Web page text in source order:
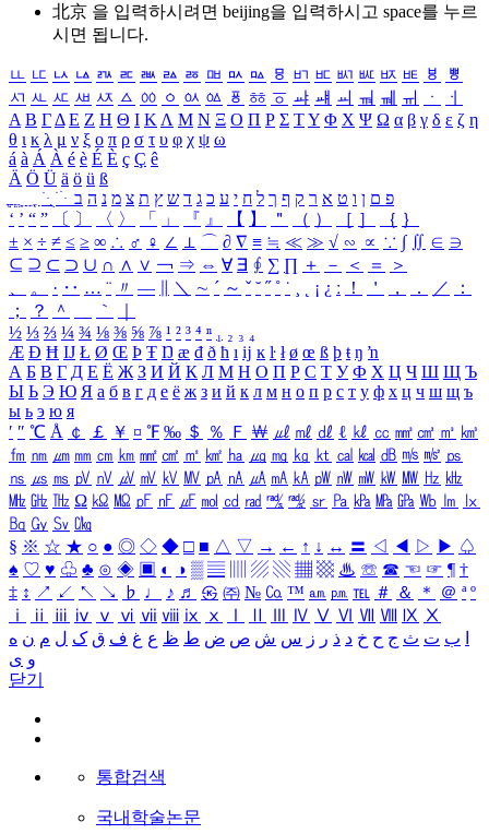
北京 을 입력하시려면 beijing을 입력하시고 space를 누르
시면 됩니다.
ㅥ ㅦ ㅧ ㅨ ㅩ ㅪ ㅫ ㅬ ㅭ ㅮ ㅯ ㅰ ㅱ ㅲ ㅳ ㅴ ㅵ ㅶ ㅷ ㅸ
ㅹ
ㅺ ㅻ ㅼ ㅽ ㅾ ㅿ ㆀ ㆁ ㆂ ㆃ ㆄ ㆅ ㆆ ㆇ ㆈ ㆉ ㆊ ㆋ ㆌ ㆍ
ㆎ
Α Β ΓΔ Ε Ζ Η Θ Ι ΚΛ Μ Ν Ξ Ο Π Ρ Σ ΤΥ Φ Χ Ψ Ω α β γ δ ε ζ η
θ ι κ λ μ ν ξ ο π ρ σ τ υ φ χ ψ ω
á à Á À é è É È ç Ç ê
Ä Ö Ü ä ö ü ß
ִֶֹ ֻּ ׁׂ פ ם ן ו ט א ר ק ף ך ל ח י ע כ ג ד ש ץ ת צ מ נ ה ב
‘ ’ “ ” 〔 〕 〈 〉 「 」 『 』 【 】 ＂ （ ） ［ ］ ｛ ｝
± × ÷ ≠ ≤ ≥ ∞ ∴ ♂ ♀ ∠ ⊥ ⌒ ∂ ∇ ≡ ≒ ≪ ≫ √ ∽ ∝ ∵ ∫ ∬ ∈ ∋
⊆ ⊇ ⊂ ⊃ ∪ ∩ ∧ ∨ ￢ ⇒ ⇔ ∀ ∃ ∮ ∑ ∏ ＋ － ＜ ＝
＞
、
。 · ‥ … ¨ 〃 ― ＼ ∼ ´ ～ ˇ ˘ ˝ ˚ ˙ ¸ ¡ ¿ ː ！ ＇ ， ． ／
：
；
？ ＾ ｀
½ ⅓ ⅔ ¼ ¾ ⅛ ⅜ ⅝ ⅞ ¹ ² ³ ⁴ ⁿ ₁ ₂ ₃ ₄
Æ Ð Ħ Ĳ Ł Ø Œ Þ Ŧ Ŋ æ đ ð ħ ı ĳ ĸ ŀ ł ø œ ß þ ŧ ŋ ŉ
А Б В Г Д Е Ё Ж З И Й К Л М Н О П Р С Т У Ф Х Ц Ч Ш Щ Ъ
Ы Ь Э Ю Я а б в г д е ё ж з и й к л м н о п р с т у ф х ц ч ш щ ъ
ы ь э ю я
′ ″ ℃ Å ￠ ￡ ￥ ¤ ℉ ‰ ＄ ％ Ｆ ￦ ㎕ ㎖ ㎗ ℓ ㎘ ㏄ ㎣ ㎤ ㎥ ㎦
㎙ ㎚ ㎛ ㎜ ㎝ ㎞ ㎟ ㎠ ㎡ ㎢ ㏊ ㎍ ㎎ ㎏ ㏏ ㎈ ㎉ ㏈ ㎧ ㎨ ㎰
㎱ ㎲ ㎳ ㎴ ㎵ ㎶ ㎷ ㎸ ㎹ ㎀ ㎁ ㎂ ㎃ ㎄ ㎺ ㎻ ㎽ ㎾ ㎿ ㎐ ㎑
㎒ ㎓ ㎔ Ω ㏀ ㏁ ㎊ ㎋ ㎌ ㏖ ㏅ ㎭ ㎮ ㎯ ㏛ ㎩ ㎪ ㎫ ㎬ ㏝ ㏐
㏓
㏃ ㏉ ㏜ ㏆
§ ※ ☆ ★ ○ ● ◎ ◇ ◆ □ ■ △ ▽ → ← ↑ ↓ ↔ 〓 ◁ ◀ ▷ ▶ ♤
♠ ♡ ♥ ♧ ♣ ⊙ ◈ ▣ ◐ ◑ ▒ ▤ ▨ ▧ ▦ ▩ ♨ ☏ ☎ ☜ ☞ ¶ †
‡ ↕ ↗ ↙ ↖ ↘ ♭ ♩ ♪ ♬ ㉿ ㈜ № ㏇ ™ ㏂ ㏘ ℡ ＃ ＆ ＊ ＠ ª º
ⅰ
ⅱ ⅲ ⅳ ⅴ ⅵ ⅶ ⅷ ⅸ ⅹ Ⅳ Ⅴ Ⅵ Ⅶ Ⅷ Ⅸ Ⅹ
ب ت ث ج ح خ د ذ ر ز س ش ص ض ط ظ ع غ ف ق ک ل م ن ه
و ی
닫기
통합검색
국내학술논문